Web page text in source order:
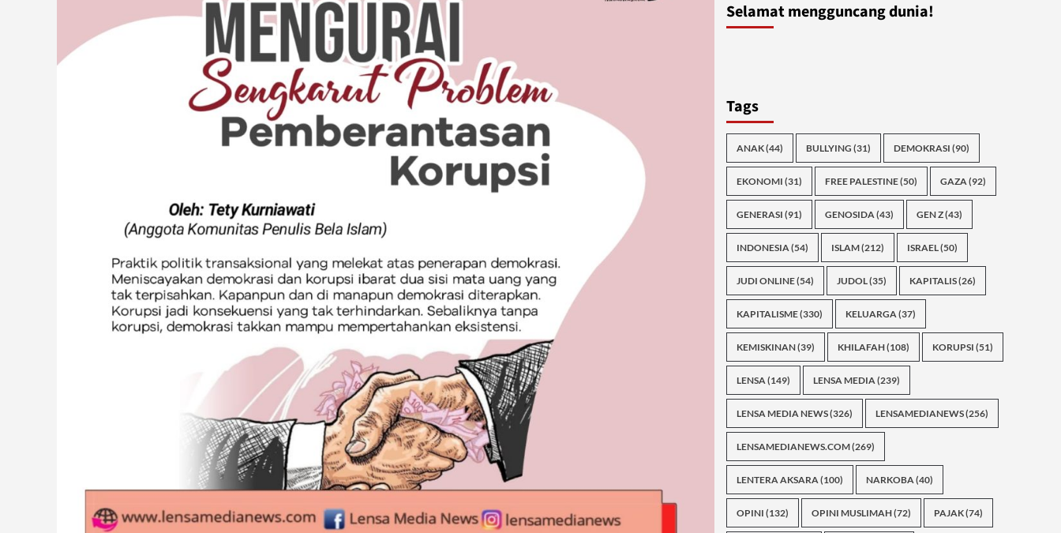
Selamat mengguncang dunia!
Tags
ANAK(44) BULLYING (31) DEMOKRASI (90)
EKONOMI (31) FREE PALESTINE(50) GAZA(92)
GENERASI (91) GENOSIDA(43) GEN Z(43)
INDONESIA(54) ISLAM(212) ISRAEL(50)
JUDI ONLINE(54) JUDOL(35) KAPITALIS(26)
KAPITALISME(330) KELUARGA(37)
KEMISKINAN(39) KHILAFAH(108) KORUPSI (51)
LENSA(149) LENSA MEDIA(239)
LENSA MEDIA NEWS(326) LENSAMEDIANEWS(256)
LENSAMEDIANEWS.COM(269)
LENTERA AKSARA(100) NARKOBA(40)
OPINI (132) OPINI MUSLIMAH(72) PAJAK(74)